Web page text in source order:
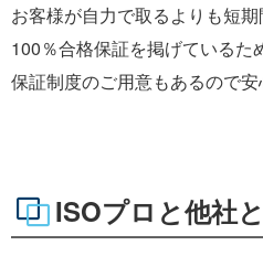
お客様が自力で取るよりも短期
100％合格保証を掲げているた
保証制度のご用意もあるので安
ISOプロと他社